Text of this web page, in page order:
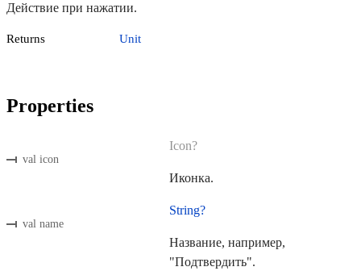
Действие при нажатии.
Returns Unit
Properties
val icon
Icon?
Иконка.
val name
String?
Название, например,
"Подтвердить".